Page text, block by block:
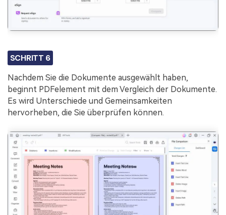
SCHRITT 6
Nachdem Sie die Dokumente ausgewählt haben,
beginnt PDFelement mit dem Vergleich der Dokumente.
Es wird Unterschiede und Gemeinsamkeiten
hervorheben, die Sie überprüfen können.